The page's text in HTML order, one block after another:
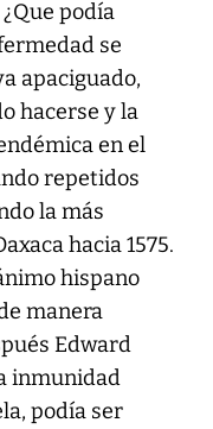
podía
se
apaciguado,
hacerse y la
en el
repetidos
la más
hacia 1575.
hispano
manera
Edward
inmunidad
podía ser